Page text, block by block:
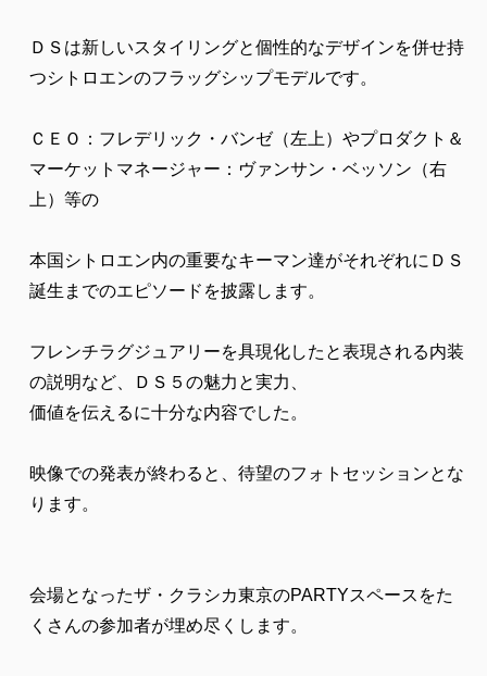
ＤＳは新しいスタイリングと個性的なデザインを併せ持
つシトロエンのフラッグシップモデルです。
ＣＥＯ：フレデリック・バンゼ（左上）やプロダクト＆
マーケットマネージャー：ヴァンサン・ベッソン（右
上）等の
本国シトロエン内の重要なキーマン達がそれぞれにＤＳ
誕生までのエピソードを披露します。
フレンチラグジュアリーを具現化したと表現される内装
の説明など、ＤＳ５の魅力と実力、
価値を伝えるに十分な内容でした。
映像での発表が終わると、待望のフォトセッションとな
ります。
会場となったザ・クラシカ東京のPARTYスペースをた
くさんの参加者が埋め尽くします。